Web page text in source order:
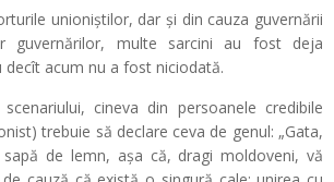
unioniștilor, dar și din cauza guvernării
guvernărilor, multe sarcini au fost deja
acum nu a fost niciodată.
cineva din persoanele credibile
trebuie să declare ceva de genul: „Gata,
de lemn, așa că, dragi moldoveni, vă